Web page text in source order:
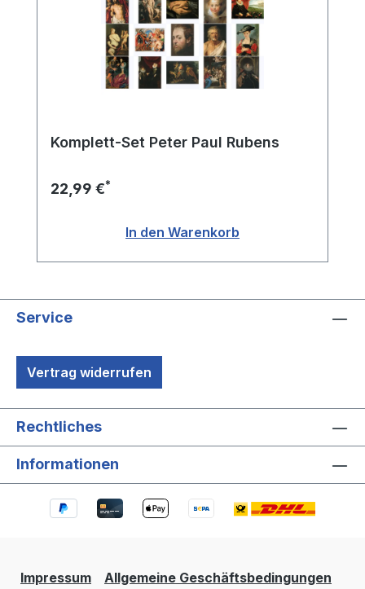
Komplett-Set Peter Paul Rubens
22,99 €*
In den Warenkorb
Service
Vertrag widerrufen
Rechtliches
Informationen
Impressum
Allgemeine Geschäftsbedingungen